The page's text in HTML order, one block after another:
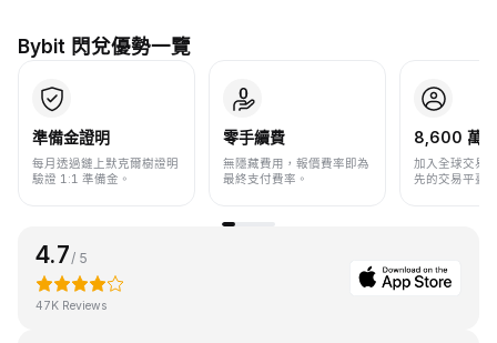
Bybit 閃兌優勢一覽
準備金證明
每月透過鏈上默克爾樹證明
驗證 1:1 準備金。
零手續費
無隱藏費用，報價費率即為
最終支付費率。
8,600 萬+
加入全球交易
先的交易平臺
4.7/ 5
47K Reviews